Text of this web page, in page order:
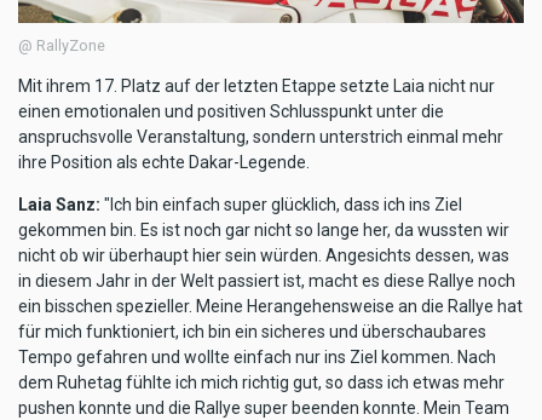
@ RallyZone
Mit ihrem 17. Platz auf der letzten Etappe setzte Laia nicht nur
einen emotionalen und positiven Schlusspunkt unter die
anspruchsvolle Veranstaltung, sondern unterstrich einmal mehr
ihre Position als echte Dakar-Legende.
Laia Sanz: "Ich bin einfach super glücklich, dass ich ins Ziel
gekommen bin. Es ist noch gar nicht so lange her, da wussten wir
nicht ob wir überhaupt hier sein würden. Angesichts dessen, was
in diesem Jahr in der Welt passiert ist, macht es diese Rallye noch
ein bisschen spezieller. Meine Herangehensweise an die Rallye hat
für mich funktioniert, ich bin ein sicheres und überschaubares
Tempo gefahren und wollte einfach nur ins Ziel kommen. Nach
dem Ruhetag fühlte ich mich richtig gut, so dass ich etwas mehr
pushen konnte und die Rallye super beenden konnte. Mein Team